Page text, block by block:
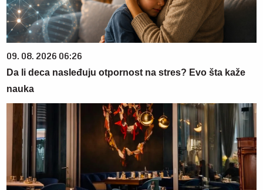
09. 08. 2026 06:26
Da li deca nasleđuju otpornost na stres? Evo šta kaže
nauka